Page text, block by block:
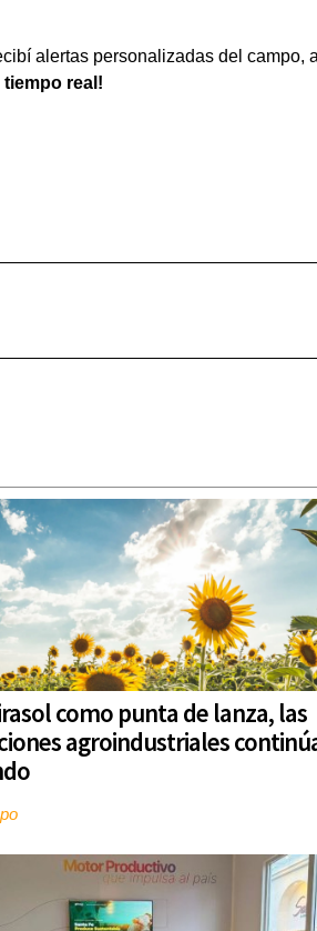
alertas personalizadas del campo,
real!
como punta de lanza, las
agroindustriales